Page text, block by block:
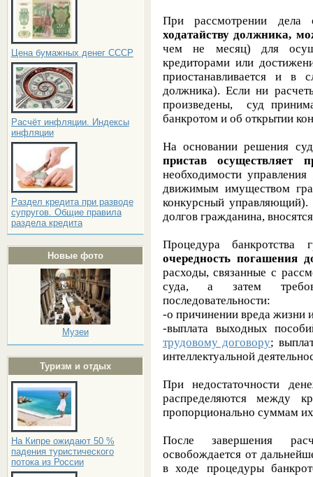
Цена бумажных денег СССР
Расчёт инфляции. Индексы
инфляции
Раздел кредита при разводе
супругов. Общие правила
раздела кредита
Новые фото
Музеи
Туризм и отдых
На Кипре ожидают 50 %
падения туристического
потока из России
При рассмотрении дела
ходатайству должника,
чем не месяц) для
кредиторами или
приостанавливается и в
должника). Если ни
произведены, суд
банкротом и об открытии
На основании решения
пристав осуществляет
необходимости управления
движимым имуществом
конкурсный управляющий).
долгов гражданина,
Процедура банкротства
очередность погашения
расходы, связанные с
суда, а затем
последовательности:
-о причинении вреда жизни
-выплата выходных
трудовому договору;
интеллектуальной
При недостаточности
распределяются между
пропорционально суммам
После завершения
освобождается от
в ходе процедуры